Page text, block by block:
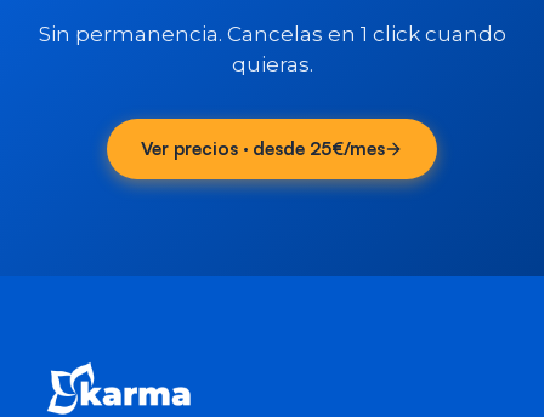
Sin permanencia. Cancelas en 1 click cuando
quieras.
Ver precios · desde 25€/mes